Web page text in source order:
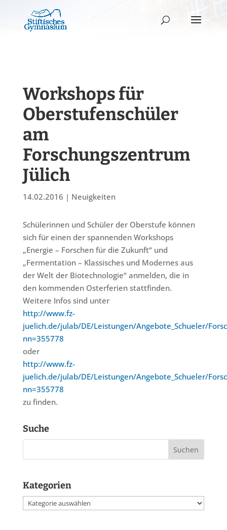
Workshops für
Oberstufenschüler
am
Forschungszentrum
Jülich
14.02.2016 | Neuigkeiten
Schülerinnen und Schüler der Oberstufe können
sich für einen der spannenden Workshops
„Energie – Forschen für die Zukunft“ und
„Fermentation – Klassisches und Modernes aus
der Welt der Biotechnologie“ anmelden, die in
den kommenden Osterferien stattfinden.
Weitere Infos sind unter
http://www.fz-
juelich.de/julab/DE/Leistungen/Angebote_Schueler/
nn=355778
oder
http://www.fz-
juelich.de/julab/DE/Leistungen/Angebote_Schueler/
nn=355778
zu finden.
Suche
Kategorien
Kategorien